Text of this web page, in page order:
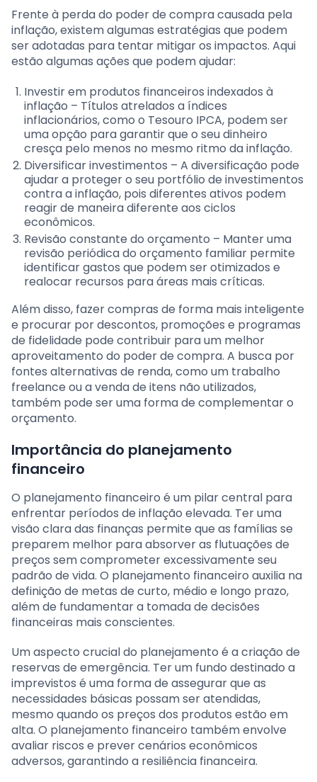
Frente à perda do poder de compra causada pela
inflação, existem algumas estratégias que podem
ser adotadas para tentar mitigar os impactos. Aqui
estão algumas ações que podem ajudar:
Investir em produtos financeiros indexados à
inflação – Títulos atrelados a índices
inflacionários, como o Tesouro IPCA, podem ser
uma opção para garantir que o seu dinheiro
cresça pelo menos no mesmo ritmo da inflação.
Diversificar investimentos – A diversificação pode
ajudar a proteger o seu portfólio de investimentos
contra a inflação, pois diferentes ativos podem
reagir de maneira diferente aos ciclos
econômicos.
Revisão constante do orçamento – Manter uma
revisão periódica do orçamento familiar permite
identificar gastos que podem ser otimizados e
realocar recursos para áreas mais críticas.
Além disso, fazer compras de forma mais inteligente
e procurar por descontos, promoções e programas
de fidelidade pode contribuir para um melhor
aproveitamento do poder de compra. A busca por
fontes alternativas de renda, como um trabalho
freelance ou a venda de itens não utilizados,
também pode ser uma forma de complementar o
orçamento.
Importância do planejamento
financeiro
O planejamento financeiro é um pilar central para
enfrentar períodos de inflação elevada. Ter uma
visão clara das finanças permite que as famílias se
preparem melhor para absorver as flutuações de
preços sem comprometer excessivamente seu
padrão de vida. O planejamento financeiro auxilia na
definição de metas de curto, médio e longo prazo,
além de fundamentar a tomada de decisões
financeiras mais conscientes.
Um aspecto crucial do planejamento é a criação de
reservas de emergência. Ter um fundo destinado a
imprevistos é uma forma de assegurar que as
necessidades básicas possam ser atendidas,
mesmo quando os preços dos produtos estão em
alta. O planejamento financeiro também envolve
avaliar riscos e prever cenários econômicos
adversos, garantindo a resiliência financeira.